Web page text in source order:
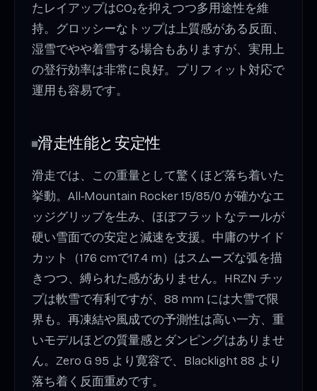
たレイアップはCO₂を抑えつつ多用途性を維
持。グロッシーなトップは上質感がある反面、
湿雪でやや着雪する場合もありますが、実用上
の登行効率は非常に良好。プリフィット対応で
運用も容易です。
滑走性能と安定性
滑走では、この重量として驚くほど落ち着いた
挙動。All‑Mountain Rocker 15/85/0 が確かなエ
ッジグリップを生み、ほぼフラットなテールが
硬い雪面での安定と減速を支援。中庸のサイド
カット（176 cmで17.4 m）はスムーズな弧を描
きつつ、縛られた感がありません。HRZN チッ
プは軟雪で有利ですが、88 mm には大雪で限
界も。再凍結や風成での予測性は高い一方、重
いモデルほどの質量感とダンピングはありませ
ん。Zero G 95 より寛容で、Blacklight 88 より
落ち着く反面重めです。